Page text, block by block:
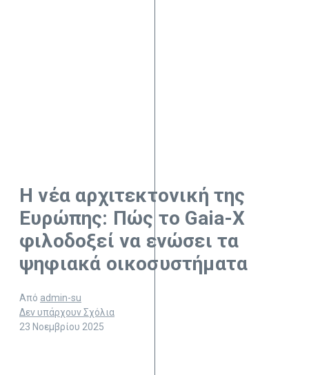
Η νέα αρχιτεκτονική της
Ευρώπης: Πώς το Gaia-X
φιλοδοξεί να ενώσει τα
ψηφιακά οικοσυστήματα
Από admin-su
Δεν υπάρχουν Σχόλια
23 Νοεμβρίου 2025